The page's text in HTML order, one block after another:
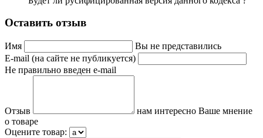
Оставить отзыв
Имя
Вы не представились
E-mail (на сайте не публикуется)
Не правильно введен e-mail
Отзыв
нам интересно Ваше мнение
о товаре
Оцените товар: